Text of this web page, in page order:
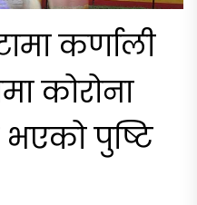
कर्णाली
कोरोना
पुष्टि